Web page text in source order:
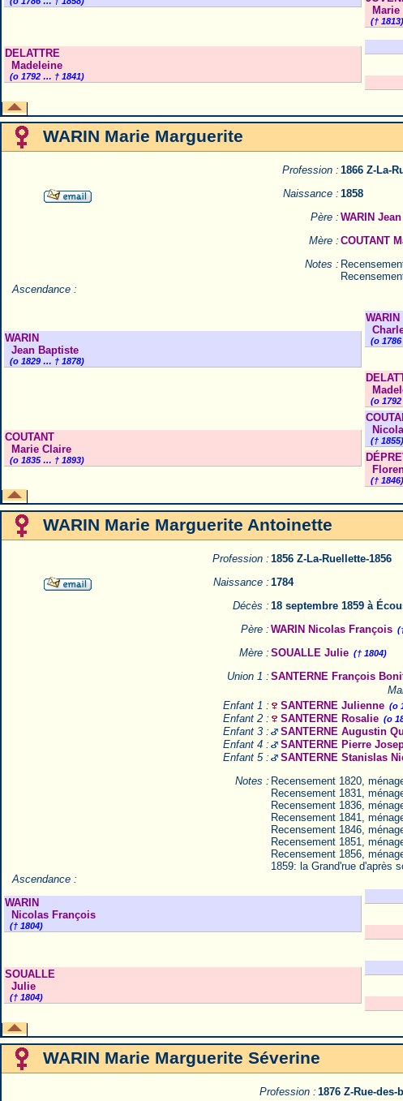
Marie
(† 1813)
DELATTRE
Madeleine
(o 1792 … † 1841)
WARIN Marie Marguerite
Profession : 1866 Z-La-
Naissance : 1858
Père : WARIN
Mère : COUTANT
Notes :
WARIN
Jean Baptiste
(o 1829 … † 1878)
WARIN
(o
(o
COUTANT
Marie Claire
(o 1835 … † 1893)
(† 1855)
(† 1846)
Ascendance :
WARIN Marie Marguerite Antoinette
Profession : 1856 Z-La-Ruellette-1856
Naissance : 1784
Décès : 18 septembre 1859 à
Père : WARIN Nicolas François
Mère : SOUALLE Julie († 1804)
Union 1 : SANTERNE François
Enfant 1 :
SANTERNE Julienne (o
Enfant 2 : SANTERNE Rosalie (o
Enfant 3 : SANTERNE Augustin
Enfant 4 : SANTERNE Pierre
Enfant 5 : SANTERNE Stanislas
Notes : Recensement 1820,
Recensement 1831,
Recensement 1836,
Recensement 1841,
Recensement 1846,
Recensement 1851,
Recensement 1856,
1859: la Grand'rue d'après
WARIN
Nicolas François
(† 1804)
SOUALLE
Julie
(† 1804)
Ascendance :
WARIN Marie Marguerite Séverine
Profession : 1876 Z-Rue-des-